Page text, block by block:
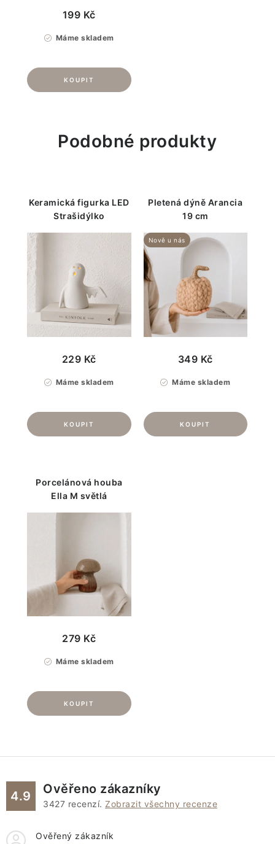
Máme skladem
199 Kč
Podobné produkty
Keramická figurka LED
Strašidýlko
Máme skladem
229 Kč
Pletená dýně Arancia
19 cm
Nově u nás
Máme skladem
349 Kč
Porcelánová houba
Ella M světlá
Máme skladem
279 Kč
4.9 Ověřeno zákazníky
3427 recenzí. Zobrazit všechny recenze
Ověřený zákazník